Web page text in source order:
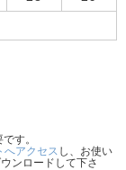
す。
へアクセス し、お使い
ンロードして下さ